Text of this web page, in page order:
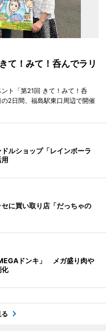
て！みて！呑んでラリ
ト「第21回 きて！みて！呑
2日間、福島駅東口周辺で開催
ルショップ「レインボーラ
に買い取り店「だっちゃの
ドンキ」 メガ盛り肉や
る